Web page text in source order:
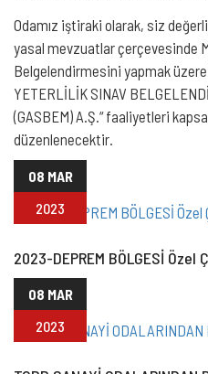
Odamız iştiraki olarak, siz
yasal mevzuatlar çerçevesinde
Belgelendirmesini yapmak üzere
YETERLİLİK SINAV
(GASBEM) A.Ş.“ faaliyetleri
düzenlenecektir.
08 MAR
2023
2023-DEPREM BÖLGESİ Özel
08 MAR
2023